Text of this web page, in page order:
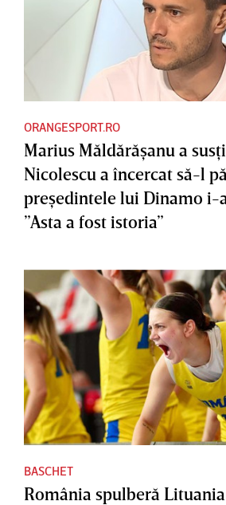
ORANGESPORT.RO
Marius Măldărăşanu a
Nicolescu a încercat să-l
preşedintele lui Dinamo i-
”Asta a fost istoria”
BASCHET
România spulberă